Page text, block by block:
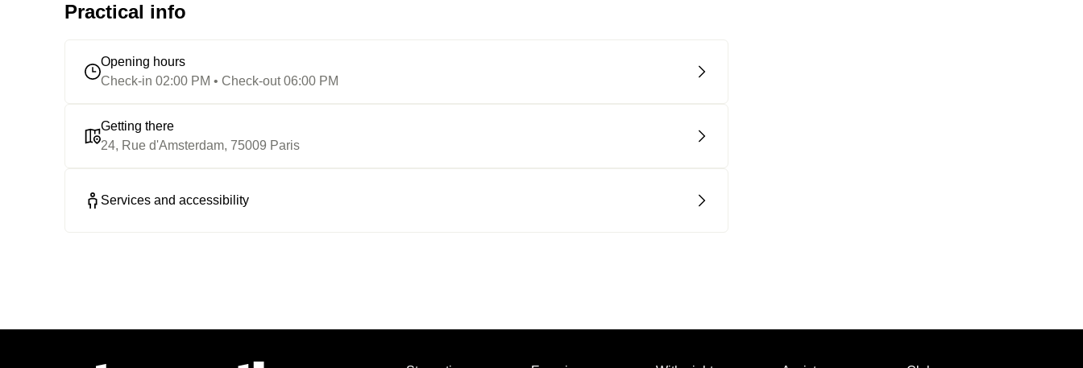
Practical info
Opening hours
Check-in 02:00 PM • Check-out 06:00 PM
Getting there
24, Rue d'Amsterdam, 75009 Paris
Services and accessibility